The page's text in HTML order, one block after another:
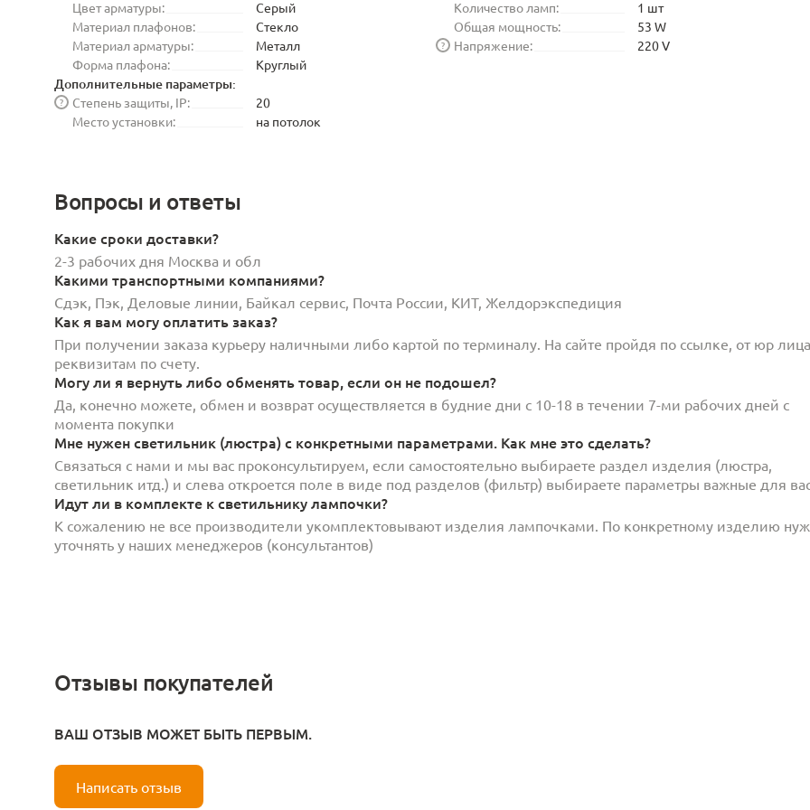
Цвет арматуры:
Серый
Материал плафонов:
Стекло
Материал арматуры:
Металл
Форма плафона:
Круглый
Количество ламп:
1 шт
Общая мощность:
53 W
Напряжение:
? 220 V
Дополнительные параметры:
Степень защиты, IP:
?
20
Место установки:
на потолок
Вопросы и ответы
Какие сроки доставки?
2-3 рабочих дня Москва и обл
Какими транспортными компаниями?
Сдэк, Пэк, Деловые линии, Байкал сервис, Почта России, КИТ, Желдорэкспедиция
Как я вам могу оплатить заказ?
При получении заказа курьеру наличными либо картой по терминалу. На сайте пройдя по ссылке, от юр
реквизитам по счету.
Могу ли я вернуть либо обменять товар, если он не подошел?
Да, конечно можете, обмен и возврат осуществляется в будние дни с 10-18 в течении 7-ми рабочих дней с
момента покупки
Мне нужен светильник (люстра) с конкретными параметрами. Как мне это сделать?
Связаться с нами и мы вас проконсультируем, если самостоятельно выбираете раздел изделия (люстра,
светильник итд.) и слева откроется поле в виде под разделов (фильтр) выбираете параметры важные для
Идут ли в комплекте к светильнику лампочки?
К сожалению не все производители укомплектовывают изделия лампочками. По конкретному изделию
уточнять у наших менеджеров (консультантов)
Отзывы покупателей
ВАШ ОТЗЫВ МОЖЕТ БЫТЬ ПЕРВЫМ.
Написать отзыв